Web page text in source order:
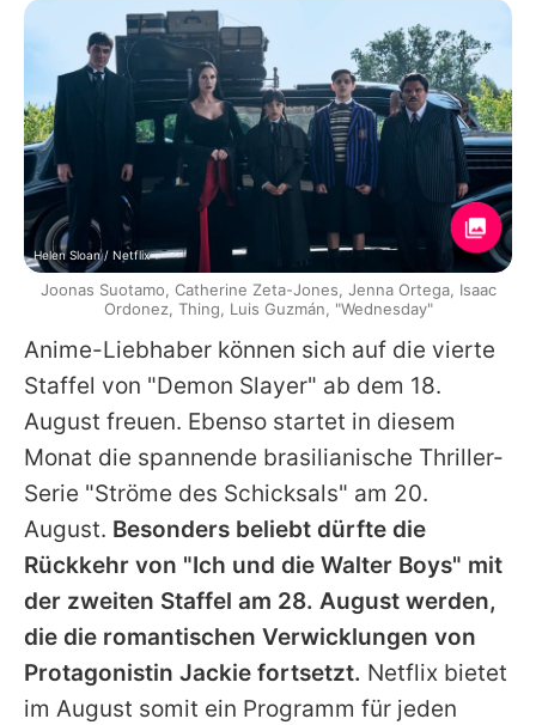
Anime-Liebhaber können sich auf die vierte
Staffel von "Demon Slayer" ab dem 18.
August freuen. Ebenso startet in diesem
Monat die spannende brasilianische Thriller-
Serie "Ströme des Schicksals" am 20.
August. Besonders beliebt dürfte die
Rückkehr von "Ich und die Walter Boys" mit
der zweiten Staffel am 28. August werden,
die die romantischen Verwicklungen von
Protagonistin Jackie fortsetzt. Netflix bietet
im August somit ein Programm für jeden
Helen Sloan / Netflix
Joonas Suotamo, Catherine Zeta-Jones, Jenna Ortega, Isaac
Ordonez, Thing, Luis Guzmán, "Wednesday"